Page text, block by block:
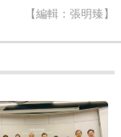
【編輯：張明臻】